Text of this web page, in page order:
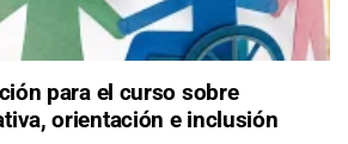
para el curso sobre
orientación e inclusión